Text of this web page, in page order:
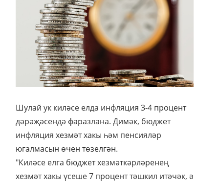
Шулай ук киләсе елда инфляция 3-4 процент
дәрәҗәсендә фаразлана. Димәк, бюджет
инфляция хезмәт хакы һәм пенсияләр
югалмасын өчен төзелгән.
"Киләсе елга бюджет хезмәткәрләренең
хезмәт хакы үсеше 7 процент тәшкил итәчәк, ә